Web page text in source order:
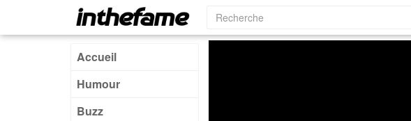
Accueil
Humour
Buzz